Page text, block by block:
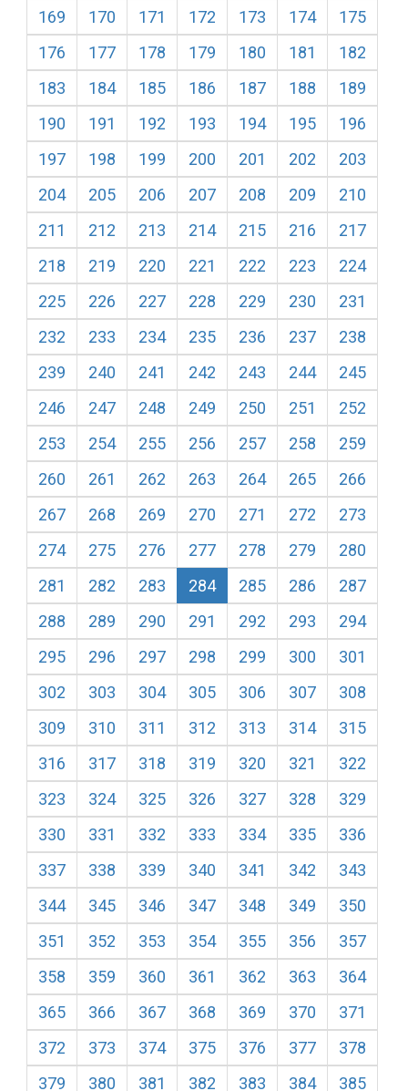
169
170 171 172 173 174
175
176
177 178 179 180 181
182
183
184 185 186 187 188
189
190
191 192 193 194 195
196
197
198 199 200 201 202
203
204
205 206 207 208 209
210
211
212 213 214 215 216
217
218
219 220 221 222 223
224
225
226 227 228 229 230
231
232
233 234 235 236 237
238
239
240 241 242 243 244
245
246
247 248 249 250 251
252
253
254 255 256 257 258
259
260
261 262 263 264 265
266
267
268 269 270 271 272
273
274
275 276 277 278 279
280
281
282 283 284 285 286
287
288
289 290 291 292 293
294
295
296 297 298 299 300
301
302
303 304 305 306 307
308
309
310 311 312 313 314
315
316
317 318 319 320 321
322
323
324 325 326 327 328
329
330
331 332 333 334 335
336
337
338 339 340 341 342
343
344
345 346 347 348 349
350
351
352 353 354 355 356
357
358
359 360 361 362 363
364
365
366 367 368 369 370
371
372
373 374 375 376 377
378
379
380 381 382 383 384 385